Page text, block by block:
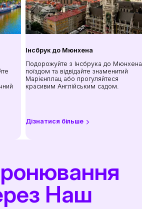
Інсбрук до Мюнхена
Подорожуйте з Інсбрука до Мюнхена
поїздом та відвідайте знаменитий
Марієнплац або прогуляйтеся
красивим Англійським садом.
Дізнатися більше
Наш